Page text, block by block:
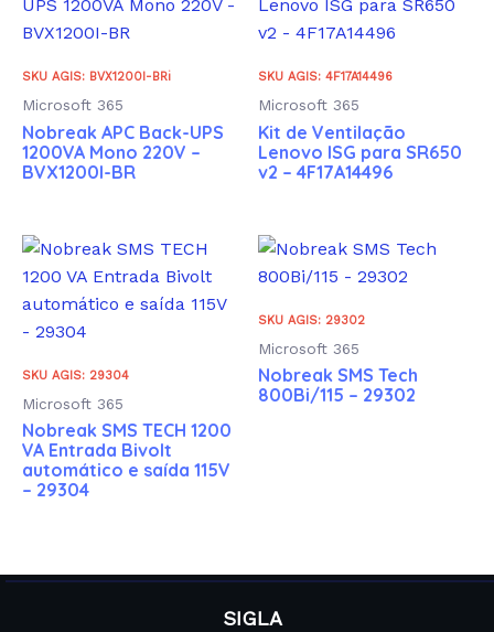
SKU AGIS: BVX1200I-BRi
Microsoft 365
Nobreak APC Back-UPS
1200VA Mono 220V –
BVX1200I-BR
SKU AGIS: 4F17A14496
Microsoft 365
Kit de Ventilação
Lenovo ISG para SR650
v2 – 4F17A14496
SKU AGIS: 29304
Microsoft 365
Nobreak SMS TECH 1200
VA Entrada Bivolt
automático e saída 115V
– 29304
SKU AGIS: 29302
Microsoft 365
Nobreak SMS Tech
800Bi/115 – 29302
SIGLA